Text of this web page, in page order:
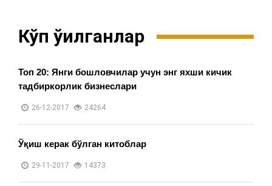
Кўп ўқилганлар
Топ 20: Янги бошловчилар учун энг яхши кичик
тадбиркорлик бизнеслари
26-12-2017 24264
Ўқиш керак бўлган китоблар
29-11-2017 14373